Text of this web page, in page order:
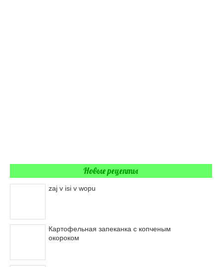
Новые рецепты
zaj v isi v wopu
Картофельная запеканка с копченым
окороком